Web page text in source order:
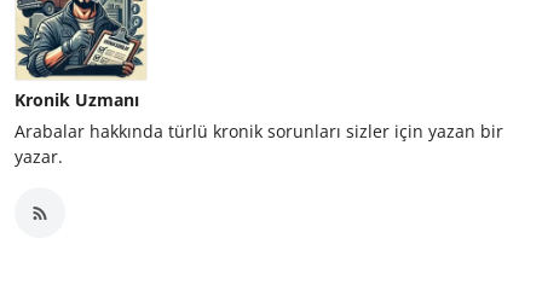
Kronik Uzmanı
Arabalar hakkında türlü kronik sorunları sizler için yazan bir
yazar.